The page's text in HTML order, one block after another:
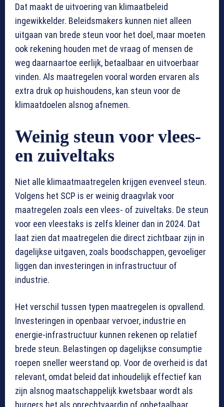
Dat maakt de uitvoering van klimaatbeleid
ingewikkelder. Beleidsmakers kunnen niet alleen
uitgaan van brede steun voor het doel, maar moeten
ook rekening houden met de vraag of mensen de
weg daarnaartoe eerlijk, betaalbaar en uitvoerbaar
vinden. Als maatregelen vooral worden ervaren als
extra druk op huishoudens, kan steun voor de
klimaatdoelen alsnog afnemen.
Weinig steun voor vlees-
en zuiveltaks
Niet alle klimaatmaatregelen krijgen evenveel steun.
Volgens het SCP is er weinig draagvlak voor
maatregelen zoals een vlees- of zuiveltaks. De steun
voor een vleestaks is zelfs kleiner dan in 2024. Dat
laat zien dat maatregelen die direct zichtbaar zijn in
dagelijkse uitgaven, zoals boodschappen, gevoeliger
liggen dan investeringen in infrastructuur of
industrie.
Het verschil tussen typen maatregelen is opvallend.
Investeringen in openbaar vervoer, industrie en
energie-infrastructuur kunnen rekenen op relatief
brede steun. Belastingen op dagelijkse consumptie
roepen sneller weerstand op. Voor de overheid is dat
relevant, omdat beleid dat inhoudelijk effectief kan
zijn alsnog maatschappelijk kwetsbaar wordt als